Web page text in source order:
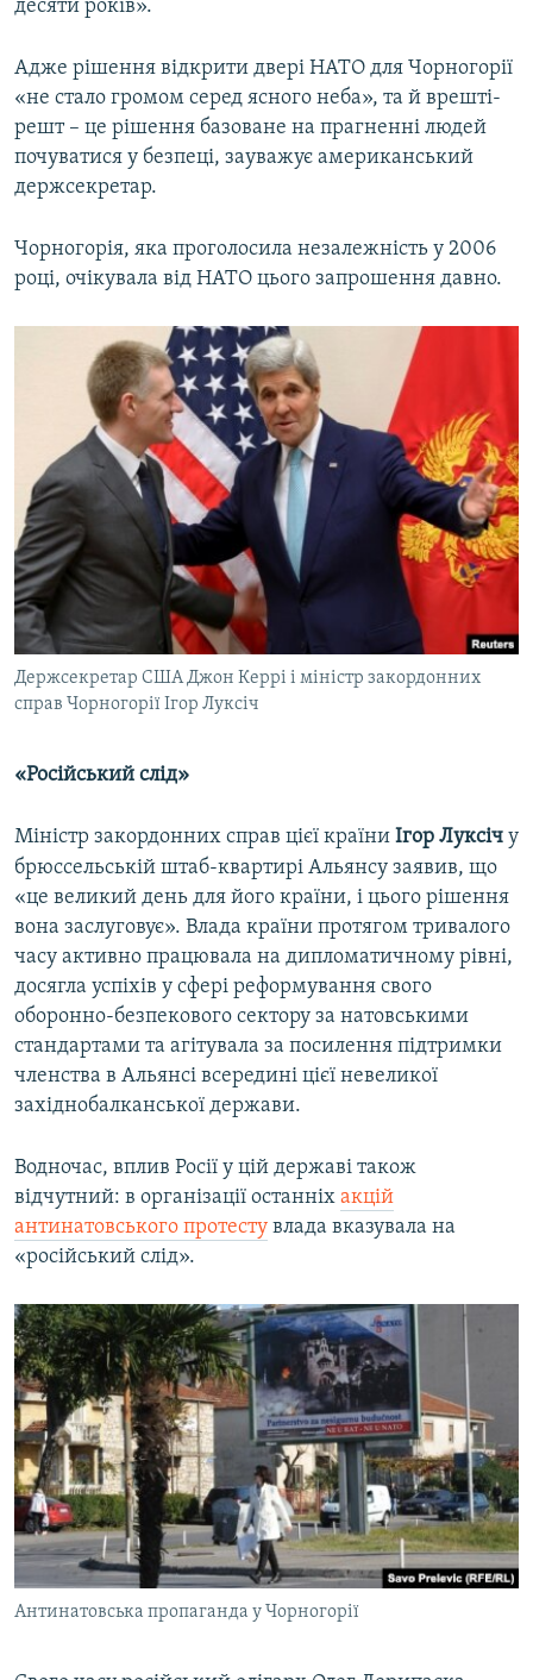
десяти років».
Адже рішення відкрити двері НАТО для Чорногорії
«не стало громом серед ясного неба», та й врешті-
решт – це рішення базоване на прагненні людей
почуватися у безпеці, зауважує американський
держсекретар.
Чорногорія, яка проголосила незалежність у 2006
році, очікувала від НАТО цього запрошення давно.
Держсекретар США Джон Керрі і міністр закордонних
справ Чорногорії Ігор Луксіч
«Російський слід»
​Міністр закордонних справ цієї країни Ігор Луксіч у
брюссельській штаб-квартирі Альянсу заявив, що
«це великий день для його країни, і цього рішення
вона заслуговує». Влада країни протягом тривалого
часу активно працювала на дипломатичному рівні,
досягла успіхів у сфері реформування свого
оборонно-безпекового сектору за натовськими
стандартами та агітувала за посилення підтримки
членства в Альянсі всередині цієї невеликої
західнобалканської держави.
Водночас, вплив Росії у цій державі також
відчутний: в організації останніх акцій
антинатовського протесту влада вказувала на
«російський слід».
Антинатовська пропаганда у Чорногорії